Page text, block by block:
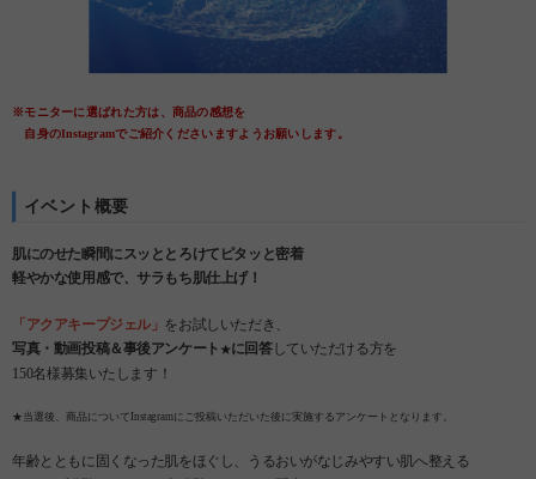
※モニターに選ばれた方は、商品の感想を
自身のInstagramでご紹介くださいますようお願いします。
イベント概要
肌にのせた瞬間にスッととろけてピタッと密着
軽やかな使用感で、サラもち肌仕上げ！
「アクアキープジェル」 をお試しいただき、
写真・動画投稿＆事後アンケート ★に回答していただける方を
150名様募集いたします！
★当選後、商品についてInstagramにご投稿いただいた後に実施するアンケートとなります。
年齢とともに固くなった肌をほぐし、うるおいがなじみやすい肌へ整える